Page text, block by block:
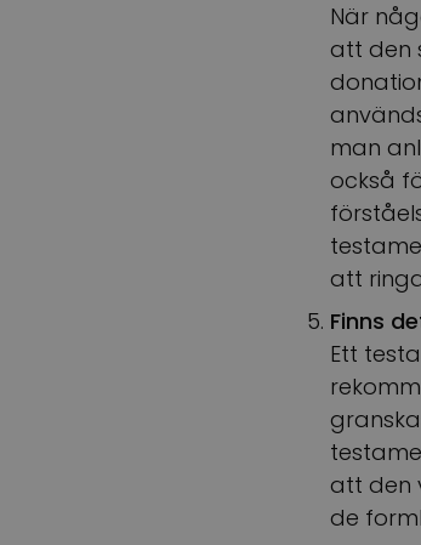
När
att den
man
också
att
Finns
Ett
att den
de